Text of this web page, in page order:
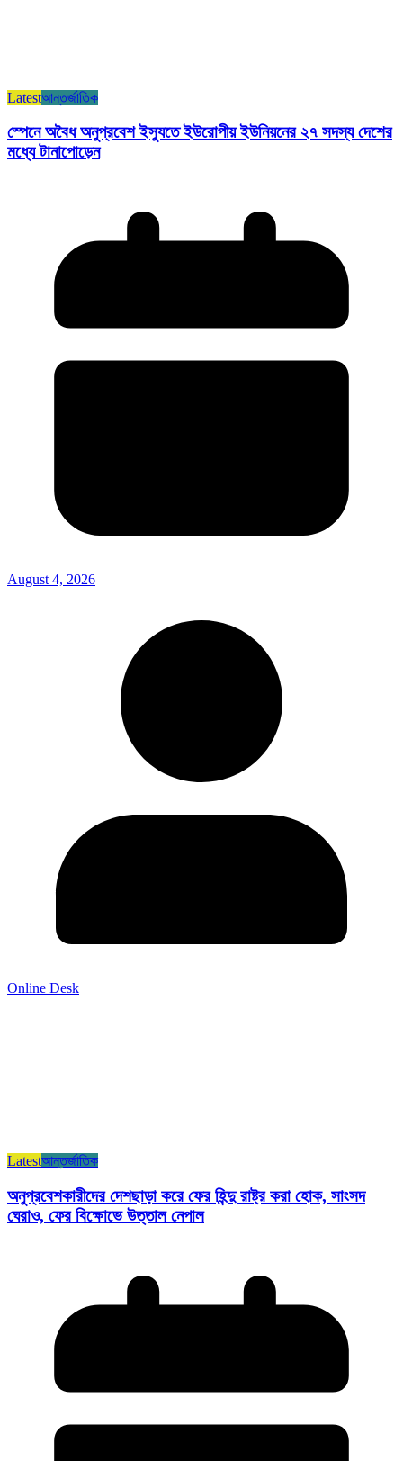
Latestআন্তর্জাতিক
স্পেনে অবৈধ অনুপ্রবেশ ইস্যুতে ইউরোপীয় ইউনিয়নের ২৭ সদস্য দেশের
মধ্যে টানাপোড়েন
August 4, 2026
Online Desk
Latestআন্তর্জাতিক
অনুপ্রবেশকারীদের দেশছাড়া করে ফের হিন্দু রাষ্ট্র করা হোক, সাংসদ
ঘেরাও, ফের বিক্ষোভে উত্তাল নেপাল